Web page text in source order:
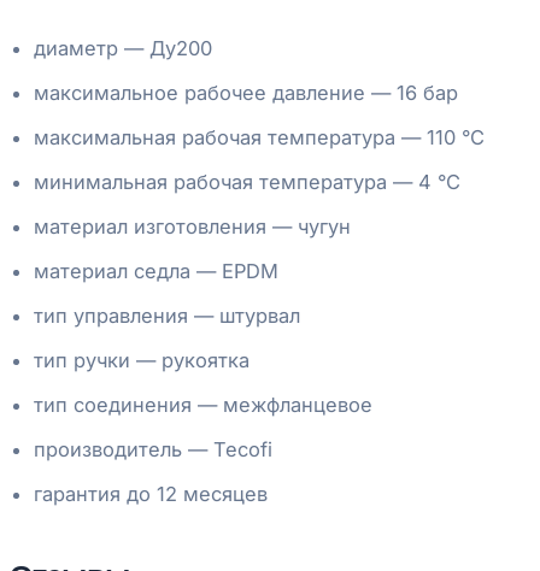
диаметр — Ду200
максимальное рабочее давление — 16 бар
максимальная рабочая температура — 110 °С
минимальная рабочая температура — 4 °С
материал изготовления — чугун
материал седла — EPDM
тип управления — штурвал
тип ручки — рукоятка
тип соединения — межфланцевое
производитель — Tecofi
гарантия до 12 месяцев